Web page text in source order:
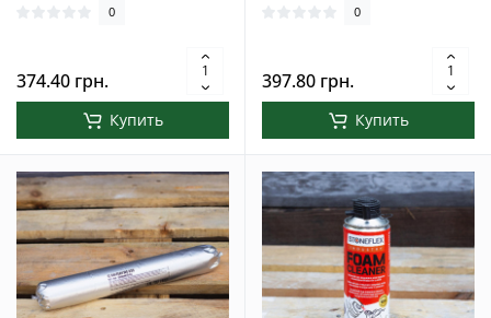
0
374.40 грн.
Купить
0
397.80 грн.
Купить